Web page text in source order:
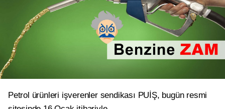
Petrol ürünleri işverenler sendikası PUİŞ, bugün resmi